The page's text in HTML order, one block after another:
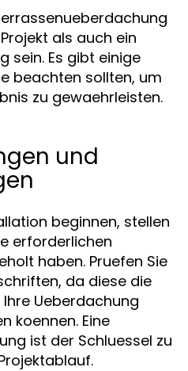
als auch ein
sein. Es gibt einige
beachten sollten, um
zu gewaehrleisten.
und
beginnen, stellen
erforderlichen
haben. Pruefen Sie
da diese die
Ueberdachung
koennen. Eine
ist der Schluessel zu